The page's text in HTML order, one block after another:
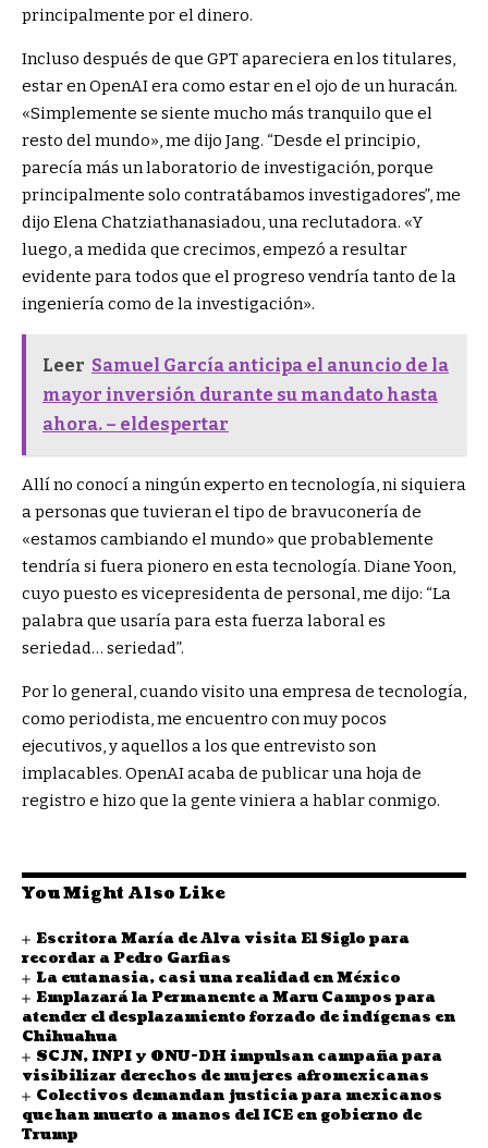
principalmente por el dinero.
Incluso después de que GPT apareciera en los titulares,
estar en OpenAI era como estar en el ojo de un huracán.
«Simplemente se siente mucho más tranquilo que el
resto del mundo», me dijo Jang. “Desde el principio,
parecía más un laboratorio de investigación, porque
principalmente solo contratábamos investigadores”, me
dijo Elena Chatziathanasiadou, una reclutadora. «Y
luego, a medida que crecimos, empezó a resultar
evidente para todos que el progreso vendría tanto de la
ingeniería como de la investigación».
Leer Samuel García anticipa el anuncio de la
mayor inversión durante su mandato hasta
ahora. – eldespertar
Allí no conocí a ningún experto en tecnología, ni siquiera
a personas que tuvieran el tipo de bravuconería de
«estamos cambiando el mundo» que probablemente
tendría si fuera pionero en esta tecnología. Diane Yoon,
cuyo puesto es vicepresidenta de personal, me dijo: “La
palabra que usaría para esta fuerza laboral es
seriedad… seriedad”.
Por lo general, cuando visito una empresa de tecnología,
como periodista, me encuentro con muy pocos
ejecutivos, y aquellos a los que entrevisto son
implacables. OpenAI acaba de publicar una hoja de
registro e hizo que la gente viniera a hablar conmigo.
You Might Also Like
Escritora María de Alva visita El Siglo para
recordar a Pedro Garfias
La eutanasia, casi una realidad en México
Emplazará la Permanente a Maru Campos para
atender el desplazamiento forzado de indígenas en
Chihuahua
SCJN, INPI y ONU-DH impulsan campaña para
visibilizar derechos de mujeres afromexicanas
Colectivos demandan justicia para mexicanos
que han muerto a manos del ICE en gobierno de
Trump